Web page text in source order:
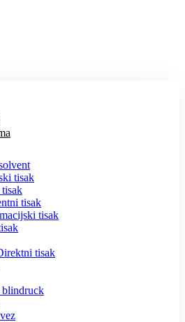
tisak
tisak
tisak
tisak